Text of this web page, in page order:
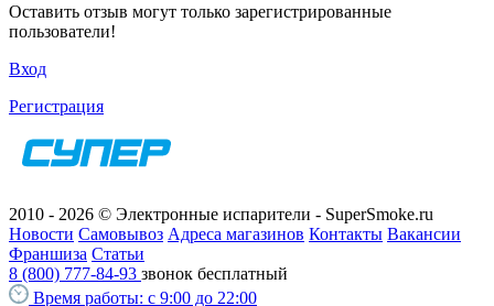
Оставить отзыв могут только зарегистрированные
пользователи!
Вход
Регистрация
2010 - 2026 © Электронные испарители - SuperSmoke.ru
Новости Самовывоз Адреса магазинов Контакты Вакансии
Франшиза Статьи
8 (800) 777-84-93 звонок бесплатный
Время работы: с 9:00 до 22:00